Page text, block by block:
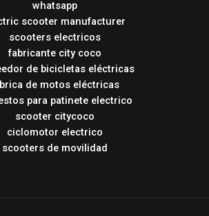
whatsapp
scooter manufacturer
scooters electricos
fabricante city coco
de bicicletas eléctricas
de motos eléctricas
para patinete electrico
scooter citycoco
ciclomotor electrico
scooters de movilidad